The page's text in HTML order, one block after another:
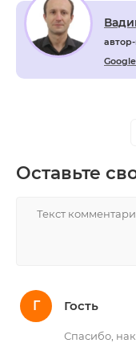
Оставьте
Г Гость
Спасибо,